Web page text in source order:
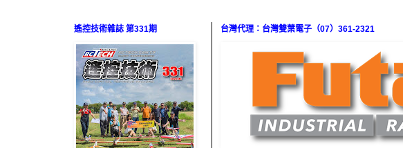
台灣代理：台灣雙葉電子（07）361-2321
遙控技術雜誌 第331期